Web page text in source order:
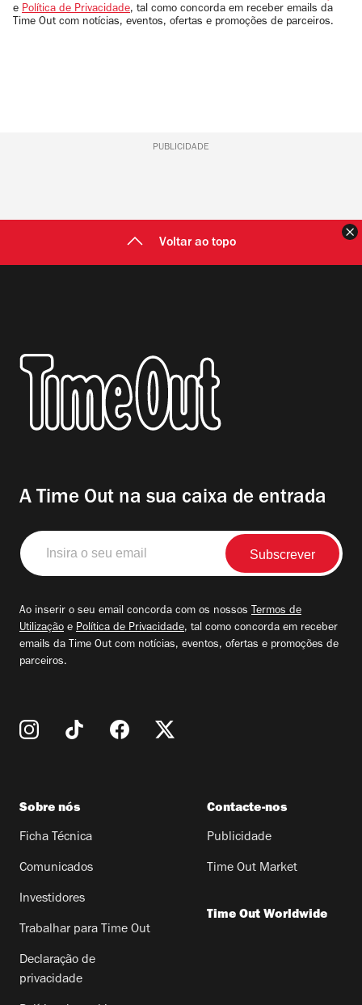
e Política de Privacidade, tal como concorda em receber emails da
Time Out com notícias, eventos, ofertas e promoções de parceiros.
PUBLICIDADE
Voltar ao topo
A Time Out na sua caixa de entrada
Insira
o
seu
Ao inserir o seu email concorda com os nossos Termos de
Utilização e Política de Privacidade, tal como concorda em receber
emails da Time Out com notícias, eventos, ofertas e promoções de
parceiros.
Sobre nós
Ficha Técnica
Comunicados
Investidores
Trabalhar para Time Out
Declaração de
privacidade
Contacte-nos
Publicidade
Time Out Market
Time Out Worldwide